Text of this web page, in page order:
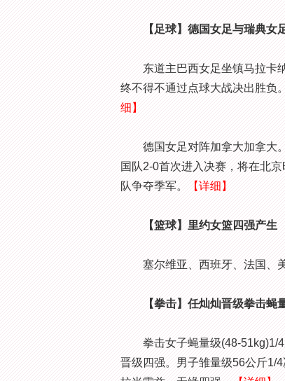
【足球】德国女足与瑞典女
东道主巴西女足坐镇马拉卡纳
终不得不通过点球大战决出胜负
细】
德国女足对阵加拿大加拿大。
国队2-0首次进入决赛，将在北
队争夺季军。
【详细】
【篮球】里约女篮四强产生
塞尔维亚、西班牙、法国、
【拳击】任灿灿晋级拳击蝇
拳击女子蝇量级(48-51kg)1/4
晋级四强。男子雏量级56公斤1/